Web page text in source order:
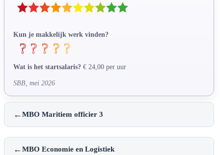
Kun je makkelijk werk vinden?
Wat is het startsalaris? € 24,00 per uur
SBB, mei 2026
←MBO Maritiem officier 3
←MBO Economie en Logistiek